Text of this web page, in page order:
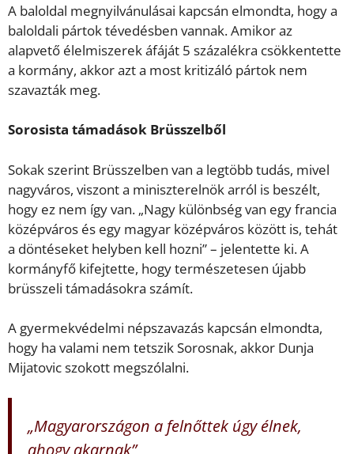
A baloldal megnyilvánulásai kapcsán elmondta, hogy a
baloldali pártok tévedésben vannak. Amikor az
alapvető élelmiszerek áfáját 5 százalékra csökkentette
a kormány, akkor azt a most kritizáló pártok nem
szavazták meg.
Sorosista támadások Brüsszelből
Sokak szerint Brüsszelben van a legtöbb tudás, mivel
nagyváros, viszont a miniszterelnök arról is beszélt,
hogy ez nem így van. „Nagy különbség van egy francia
középváros és egy magyar középváros között is, tehát
a döntéseket helyben kell hozni” – jelentette ki. A
kormányfő kifejtette, hogy természetesen újabb
brüsszeli támadásokra számít.
A gyermekvédelmi népszavazás kapcsán elmondta,
hogy ha valami nem tetszik Sorosnak, akkor Dunja
Mijatovic szokott megszólalni.
„Magyarországon a felnőttek úgy élnek,
ahogy akarnak”